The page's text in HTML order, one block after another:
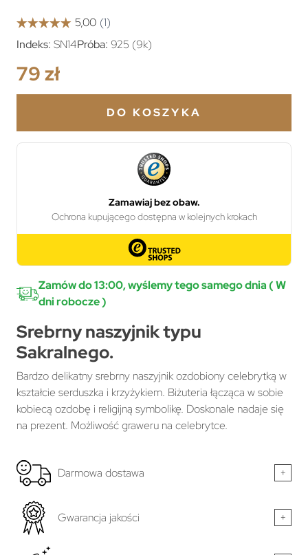
Indeks: SN14Próba: 925 (9k)
79 zł
DO KOSZYKA
Zamów do 13:00, wyślemy tego samego dnia ( W
dni robocze )
Srebrny naszyjnik typu
Sakralnego.
Bardzo delikatny srebrny naszyjnik ozdobiony celebrytką w
kształcie serduszka i krzyżykiem. Biżuteria łącząca w sobie
kobiecą ozdobę i religijną symbolikę. Doskonale nadaje się
na prezent. Możliwość graweru na celebrytce.
Darmowa dostawa +
Gwarancja jakości +